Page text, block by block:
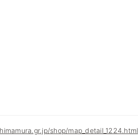
shop/map_detail_1224.html